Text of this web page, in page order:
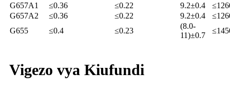
G657A1
≤0.36 ≤0.22 9.2±0.4
G657A2
≤0.36 ≤0.22 9.2±0.4
G655
≤0.4 ≤0.23
(8.0-
11)±0.7
Vigezo vya Kiufundi